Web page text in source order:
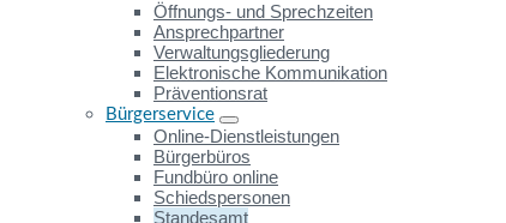
Öffnungs- und Sprechzeiten
Ansprechpartner
Verwaltungsgliederung
Elektronische Kommunikation
Präventionsrat
Bürgerservice
Online-Dienstleistungen
Bürgerbüros
Fundbüro online
Schiedspersonen
Standesamt